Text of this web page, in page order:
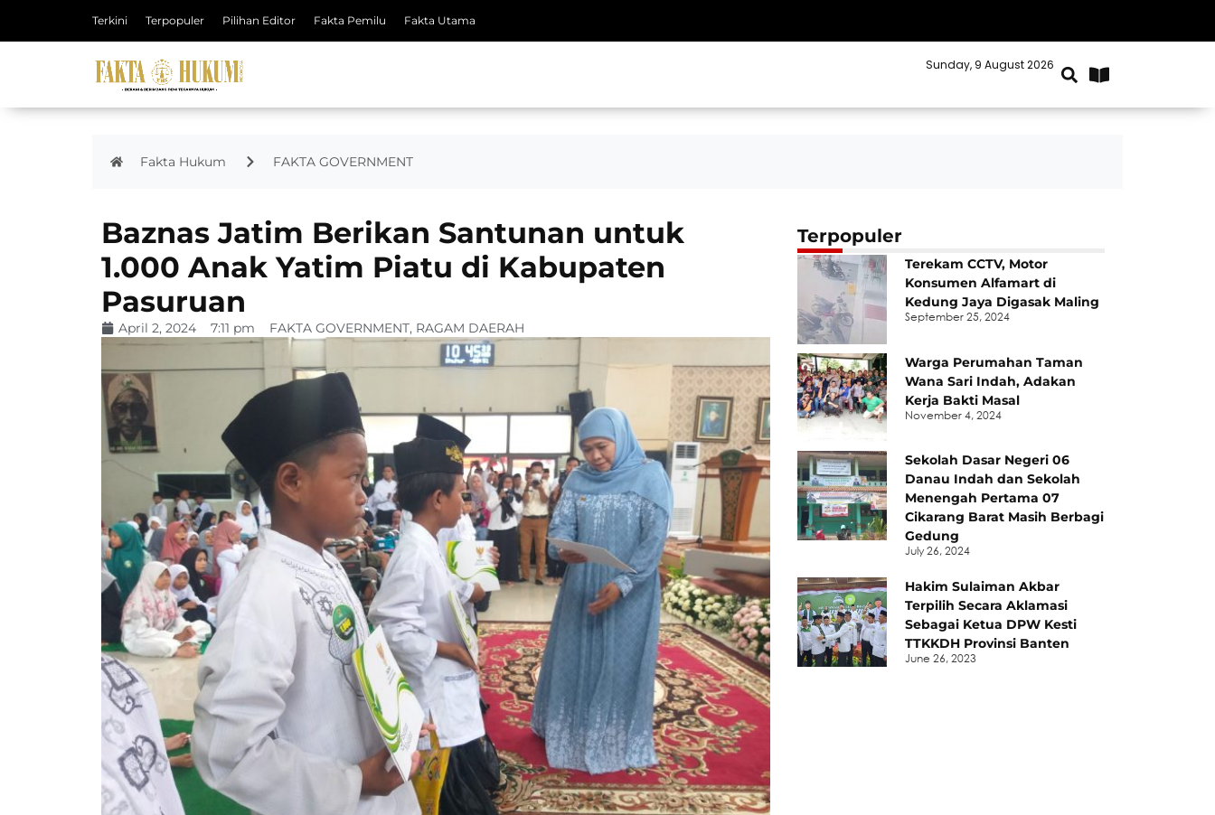
Terkini Terpopuler Pilihan Editor Fakta Pemilu Fakta Utama
Sunday, 9 August 2026
Fakta Hukum FAKTA GOVERNMENT
Baznas Jatim Berikan Santunan untuk
1.000 Anak Yatim Piatu di Kabupaten
Pasuruan
April 2, 2024 7:11 pm FAKTA GOVERNMENT, RAGAM DAERAH
Terpopuler
Terekam CCTV, Motor
Konsumen Alfamart di
Kedung Jaya Digasak Maling
September 25, 2024
Warga Perumahan Taman
Wana Sari Indah, Adakan
Kerja Bakti Masal
November 4, 2024
Sekolah Dasar Negeri 06
Danau Indah dan Sekolah
Menengah Pertama 07
Cikarang Barat Masih Berbagi
Gedung
July 26, 2024
Hakim Sulaiman Akbar
Terpilih Secara Aklamasi
Sebagai Ketua DPW Kesti
TTKKDH Provinsi Banten
June 26, 2023